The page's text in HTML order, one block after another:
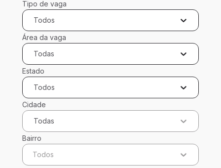
Tipo de vaga
Todos
Área da vaga
Todas
Estado
Todos
Cidade
Todas
Bairro
Todos